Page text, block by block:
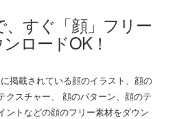
、すぐ「顔」フリー
ロードOK！
掲載されている顔のイラスト、顔の
クスチャー、 顔のパターン、顔のテ
ントなどの顔のフリー素材をダウン